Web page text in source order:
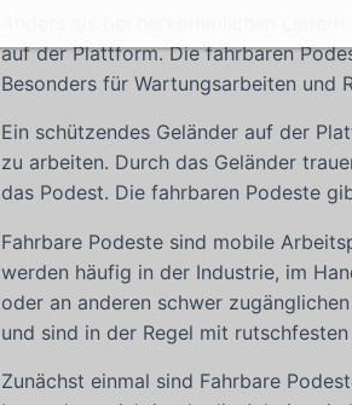
Anders als bei herkömmlichen
auf der Plattform. Die fahrbaren
Besonders für Wartungsarbeiten und
Ein schützendes Geländer auf der
zu arbeiten. Durch das Geländer
das Podest. Die fahrbaren Podeste
Fahrbare Podeste sind mobile
werden häufig in der Industrie, im
oder an anderen schwer
und sind in der Regel mit
Zunächst einmal sind Fahrbare